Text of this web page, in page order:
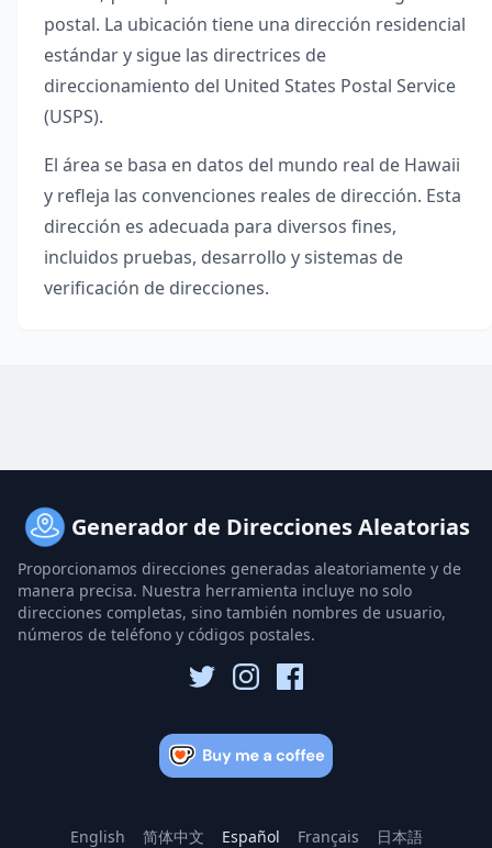
postal. La ubicación tiene una dirección residencial
estándar y sigue las directrices de
direccionamiento del United States Postal Service
(USPS).
El área se basa en datos del mundo real de Hawaii
y refleja las convenciones reales de dirección. Esta
dirección es adecuada para diversos fines,
incluidos pruebas, desarrollo y sistemas de
verificación de direcciones.
Generador de Direcciones Aleatorias
Proporcionamos direcciones generadas aleatoriamente y de
manera precisa. Nuestra herramienta incluye no solo
direcciones completas, sino también nombres de usuario,
números de teléfono y códigos postales.
English 简体中文 Español Français 日本語